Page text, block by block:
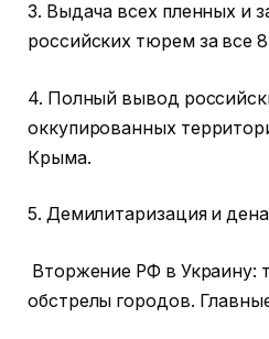
3. Выдача всех пленных и
российских тюрем за все
4. Полный вывод
оккупированных
Крыма.
5. Демилитаризация и
Вторжение РФ в Украину:
обстрелы городов.